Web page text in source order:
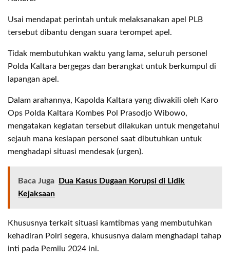
Usai mendapat perintah untuk melaksanakan apel PLB
tersebut dibantu dengan suara terompet apel.
Tidak membutuhkan waktu yang lama, seluruh personel
Polda Kaltara bergegas dan berangkat untuk berkumpul di
lapangan apel.
Dalam arahannya, Kapolda Kaltara yang diwakili oleh Karo
Ops Polda Kaltara Kombes Pol Prasodjo Wibowo,
mengatakan kegiatan tersebut dilakukan untuk mengetahui
sejauh mana kesiapan personel saat dibutuhkan untuk
menghadapi situasi mendesak (urgen).
Baca Juga
Dua Kasus Dugaan Korupsi di Lidik
Kejaksaan
Khususnya terkait situasi kamtibmas yang membutuhkan
kehadiran Polri segera, khususnya dalam menghadapi tahap
inti pada Pemilu 2024 ini.